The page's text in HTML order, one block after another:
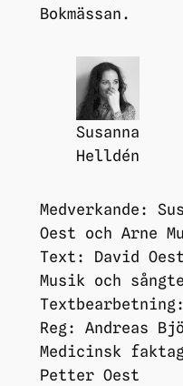
Bokmässan.
Susanna
Helldén
Medverkande:
Oest och Arne
Text: David
Musik och
Reg: Andreas
Medicinsk
Petter Oest